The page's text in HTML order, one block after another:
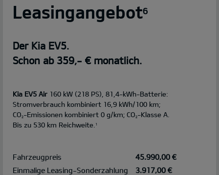
Leasingangebot6
Der Kia EV5.
Schon ab 359,- € monatlich.
Kia EV5 Air 160 kW (218 PS), 81,4-kWh-Batterie:
Stromverbrauch kombiniert 16,9 kWh/100 km;
CO2-Emissionen kombiniert 0 g/km; CO2-Klasse A.
Bis zu 530 km Reichweite.
1
Fahrzeugpreis
45.990,00 €
Einmalige Leasing-Sonderzahlung
3.917,00 €